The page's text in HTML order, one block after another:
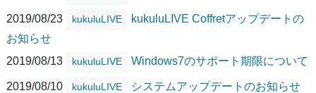
2019/08/23 kukuluLIVE
kukuluLIVE Coffretアップデートの
お知らせ
2019/08/13
kukuluLIVE Windows7のサポート期限について
2019/08/10 kukuluLIVE システムアップデートのお知らせ